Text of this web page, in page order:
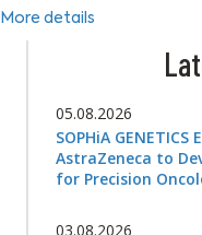
More details
05.08.2026
SOPHiA
AstraZeneca to
for Precision
03.08.2026